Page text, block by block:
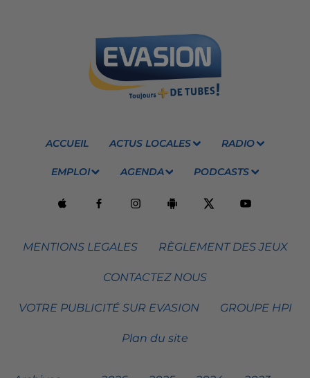
ACCUEIL ACTUS LOCALES RADIO
EMPLOI AGENDA PODCASTS
MENTIONS LEGALES RÈGLEMENT DES JEUX
CONTACTEZ NOUS
VOTRE PUBLICITÉ SUR EVASION GROUPE HPI
Plan du site